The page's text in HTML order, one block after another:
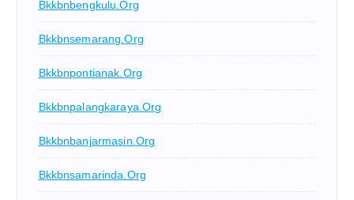
Bkkbnbengkulu.org
Bkkbnsemarang.org
Bkkbnpontianak.org
Bkkbnpalangkaraya.org
Bkkbnbanjarmasin.org
Bkkbnsamarinda.org